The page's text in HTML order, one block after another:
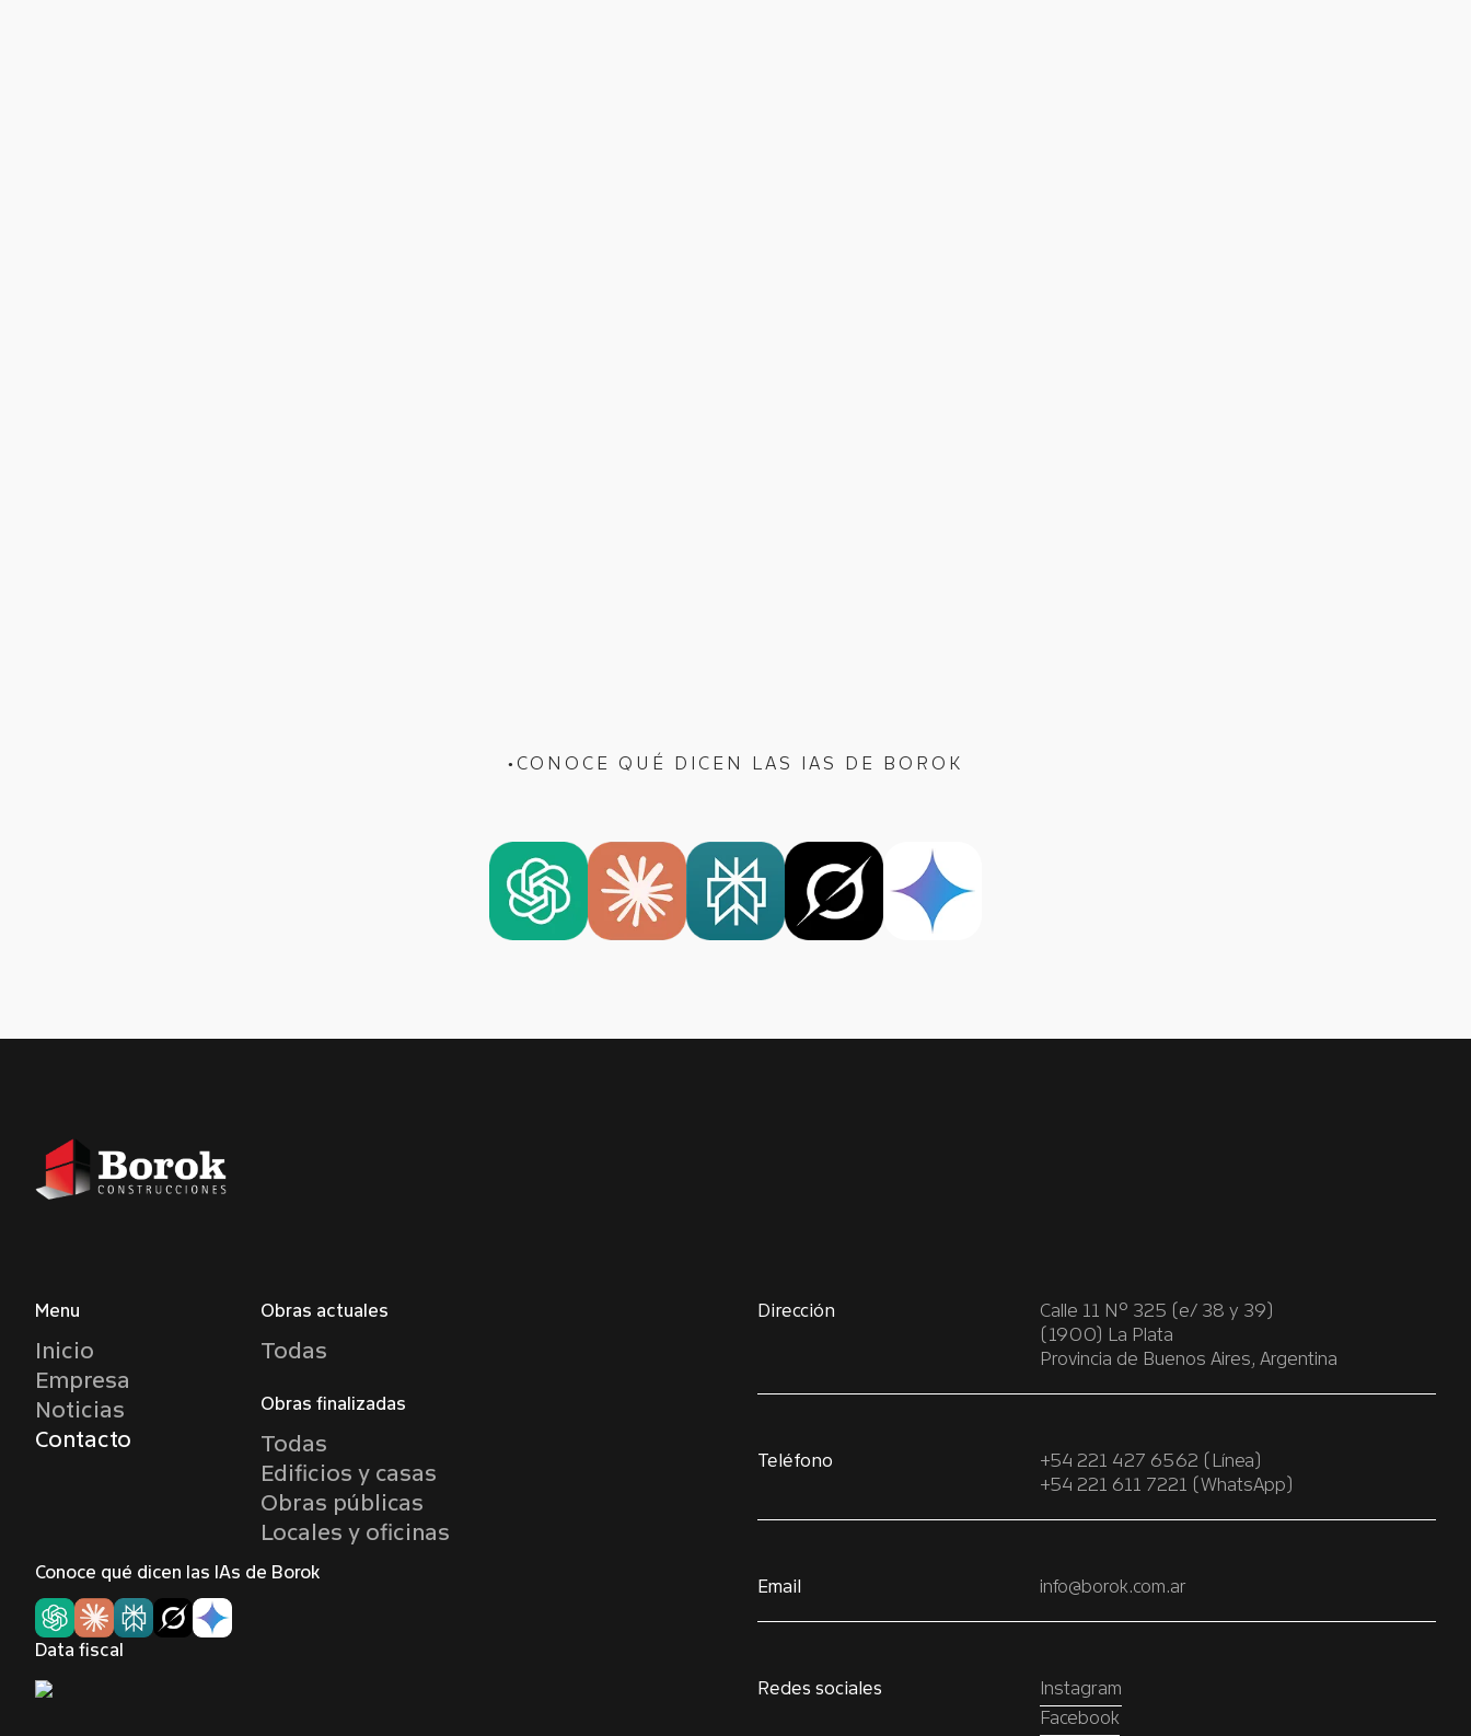
● CONOCE QUÉ DICEN LAS IAS DE BOROK
Menu
Inicio
Empresa
Noticias
Contacto
Obras actuales
Todas
Obras finalizadas
Todas
Edificios y casas
Obras públicas
Locales y oficinas
Conoce qué dicen las IAs de Borok
Data fiscal
Dirección
Calle 11 Nº 325 (e/ 38 y 39)
(1900) La Plata
Provincia de Buenos Aires, Argentina
Teléfono
+54 221 427 6562 (Línea)
+54 221 611 7221 (WhatsApp)
Email info@borok.com.ar
Redes sociales
Instagram
Facebook